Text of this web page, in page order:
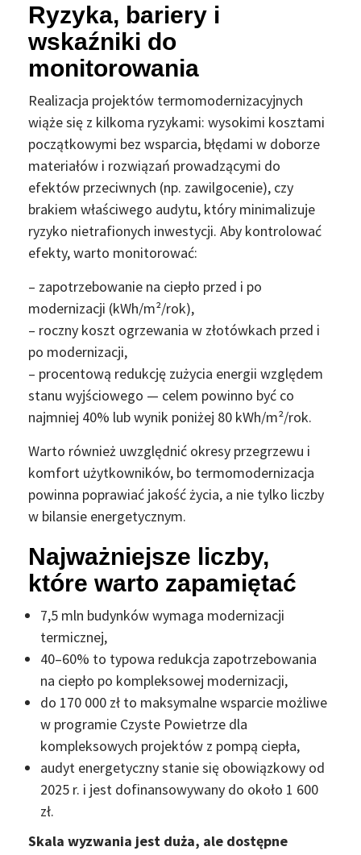
Ryzyka, bariery i
wskaźniki do
monitorowania
Realizacja projektów termomodernizacyjnych
wiąże się z kilkoma ryzykami: wysokimi kosztami
początkowymi bez wsparcia, błędami w doborze
materiałów i rozwiązań prowadzącymi do
efektów przeciwnych (np. zawilgocenie), czy
brakiem właściwego audytu, który minimalizuje
ryzyko nietrafionych inwestycji. Aby kontrolować
efekty, warto monitorować:
– zapotrzebowanie na ciepło przed i po
modernizacji (kWh/m²/rok),
– roczny koszt ogrzewania w złotówkach przed i
po modernizacji,
– procentową redukcję zużycia energii względem
stanu wyjściowego — celem powinno być co
najmniej 40% lub wynik poniżej 80 kWh/m²/rok.
Warto również uwzględnić okresy przegrzewu i
komfort użytkowników, bo termomodernizacja
powinna poprawiać jakość życia, a nie tylko liczby
w bilansie energetycznym.
Najważniejsze liczby,
które warto zapamiętać
7,5 mln budynków wymaga modernizacji
termicznej,
40–60% to typowa redukcja zapotrzebowania
na ciepło po kompleksowej modernizacji,
do 170 000 zł to maksymalne wsparcie możliwe
w programie Czyste Powietrze dla
kompleksowych projektów z pompą ciepła,
audyt energetyczny stanie się obowiązkowy od
2025 r. i jest dofinansowywany do około 1 600
zł.
Skala wyzwania jest duża, ale dostępne